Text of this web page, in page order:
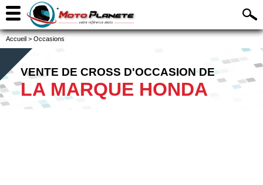
Accueil > Occasions
VENTE DE CROSS D'OCCASION DE
LA MARQUE HONDA